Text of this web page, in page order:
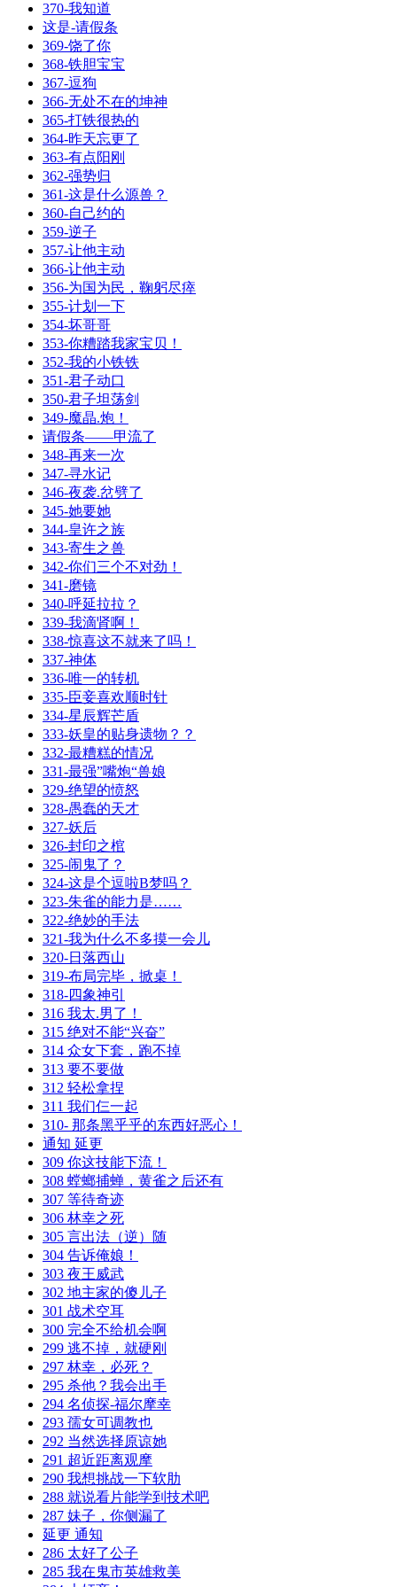
370-我知道
这是-请假条
369-饶了你
368-铁胆宝宝
367-逗狗
366-无处不在的坤神
365-打铁很热的
364-昨天忘更了
363-有点阳刚
362-强势归
361-这是什么源兽？
360-自己约的
359-逆子
357-让他主动
366-让他主动
356-为国为民，鞠躬尽瘁
355-计划一下
354-坏哥哥
353-你糟踏我家宝贝！
352-我的小铁铁
351-君子动口
350-君子坦荡剑
349-魔晶.炮！
请假条——甲流了
348-再来一次
347-寻水记
346-夜袭.岔劈了
345-她要她
344-皇许之族
343-寄生之兽
342-你们三个不对劲！
341-磨镜
340-呼延拉拉？
339-我滴肾啊！
338-惊喜这不就来了吗！
337-神体
336-唯一的转机
335-臣妾喜欢顺时针
334-星辰辉芒盾
333-妖皇的贴身遗物？？
332-最糟糕的情况
331-最强”嘴炮“兽娘
329-绝望的愤怒
328-愚蠢的天才
327-妖后
326-封印之棺
325-闹鬼了？
324-这是个逗啦B梦吗？
323-朱雀的能力是……
322-绝妙的手法
321-我为什么不多摸一会儿
320-日落西山
319-布局完毕，掀桌！
318-四象神引
316 我太.男了！
315 绝对不能“兴奋”
314 众女下套，跑不掉
313 要不要做
312 轻松拿捏
311 我们仨一起
310- 那条黑乎乎的东西好恶心！
通知 延更
309 你这技能下流！
308 螳螂捕蝉，黄雀之后还有
307 等待奇迹
306 林幸之死
305 言出法（逆）随
304 告诉俺娘！
303 夜王威武
302 地主家的傻儿子
301 战术空耳
300 完全不给机会啊
299 逃不掉，就硬刚
297 林幸，必死？
295 杀他？我会出手
294 名侦探-福尔摩幸
293 孺女可调教也
292 当然选择原谅她
291 超近距离观摩
290 我想挑战一下软肋
288 就说看片能学到技术吧
287 妹子，你侧漏了
延更 通知
286 太好了公子
285 我在鬼市英雄救美